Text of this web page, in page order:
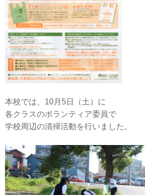
本校では、10月5日（土）に
各クラスのボランティア委員で
学校周辺の清掃活動を行いました。